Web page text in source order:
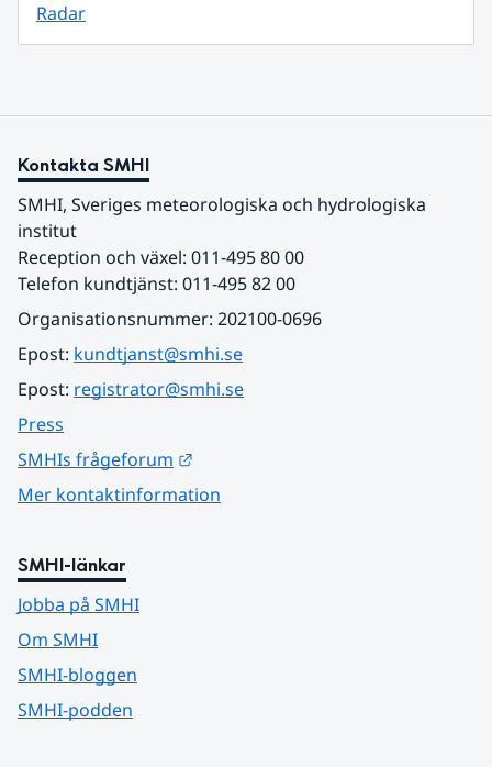
Radar
Kontakta SMHI
SMHI, Sveriges meteorologiska och hydrologiska
institut
Reception och växel: 011-495 80 00
Telefon kundtjänst: 011-495 82 00
Organisationsnummer: 202100-0696
Epost: kundtjanst@smhi.se
Epost: registrator@smhi.se
Press
SMHIs frågeforum
Mer kontaktinformation
SMHI-länkar
Jobba på SMHI
Om SMHI
SMHI-bloggen
SMHI-podden